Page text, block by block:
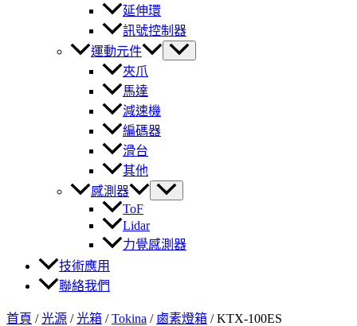
延伸環
訊號控制器
運動元件
夾爪
馬達
減速機
編碼器
滑台
其他
感測器
ToF
Lidar
力覺感測器
技術應用
聯絡我們
首頁 /光源 /光箱 /Tokina / 鹵素燈箱 /KTX-100ES